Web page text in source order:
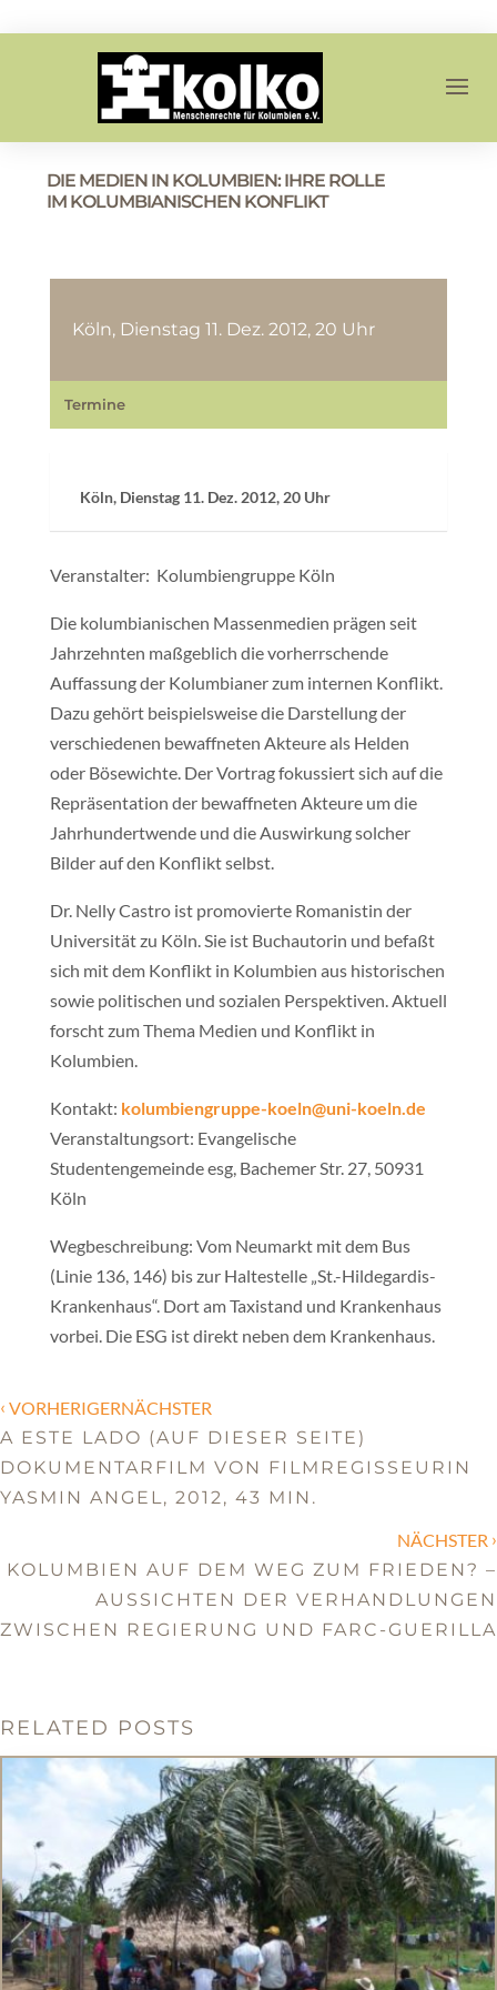
DIE MEDIEN IN KOLUMBIEN: IHRE ROLLE
IM KOLUMBIANISCHEN KONFLIKT
Köln, Dienstag 11. Dez. 2012, 20 Uhr
Termine
Köln, Dienstag 11. Dez. 2012, 20 Uhr
Veranstalter: Kolumbiengruppe Köln
Die kolumbianischen Massenmedien prägen seit
Jahrzehnten maßgeblich die vorherrschende
Auffassung der Kolumbianer zum internen Konflikt.
Dazu gehört beispielsweise die Darstellung der
verschiedenen bewaffneten Akteure als Helden
oder Bösewichte. Der Vortrag fokussiert sich auf die
Repräsentation der bewaffneten Akteure um die
Jahrhundertwende und die Auswirkung solcher
Bilder auf den Konflikt selbst.
Dr. Nelly Castro ist promovierte Romanistin der
Universität zu Köln. Sie ist Buchautorin und befaßt
sich mit dem Konflikt in Kolumbien aus historischen
sowie politischen und sozialen Perspektiven. Aktuell
forscht zum Thema Medien und Konflikt in
Kolumbien.
Kontakt: kolumbiengruppe-koeln@uni-koeln.de
Veranstaltungsort: Evangelische
Studentengemeinde esg, Bachemer Str. 27, 50931
Köln
Wegbeschreibung: Vom Neumarkt mit dem Bus
(Linie 136, 146) bis zur Haltestelle „St.-Hildegardis-
Krankenhaus“. Dort am Taxistand und Krankenhaus
vorbei. Die ESG ist direkt neben dem Krankenhaus.
‹ VORHERIGERNÄCHSTER
A ESTE LADO (AUF DIESER SEITE)
DOKUMENTARFILM VON FILMREGISSEURIN
YASMIN ANGEL, 2012, 43 MIN.
NÄCHSTER ›
KOLUMBIEN AUF DEM WEG ZUM FRIEDEN? –
AUSSICHTEN DER VERHANDLUNGEN
ZWISCHEN REGIERUNG UND FARC-GUERILLA
RELATED POSTS